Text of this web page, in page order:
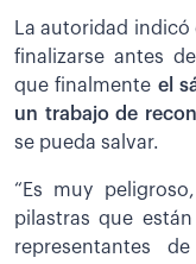
La autoridad indicó
finalizarse antes
que finalmente el
un trabajo de
se pueda salvar.
“Es muy
pilastras que
representantes